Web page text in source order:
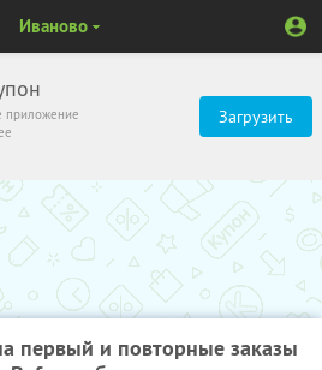
приложение
Загрузить
Иваново
первый и повторные заказы